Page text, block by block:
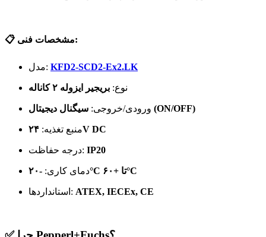
📋 مشخصات فنی:
مدل: KFD2-SCD2-Ex2.LK
نوع: بریجیر ایزوله ۲ کاناله
ورودی/خروجی: سیگنال دیجیتال (ON/OFF)
منبع تغذیه:۲۴V DC
درجه حفاظت: IP20
دمای کاری: -۲۰°C تا +۶۰°C
استانداردها: ATEX, IECEx, CE